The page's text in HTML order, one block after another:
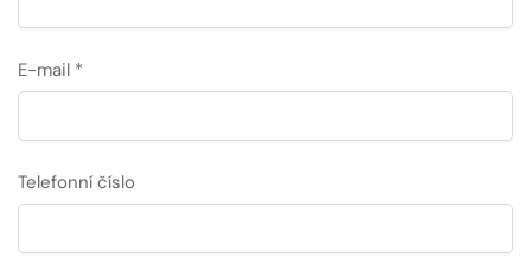
E-mail *
Telefonní číslo